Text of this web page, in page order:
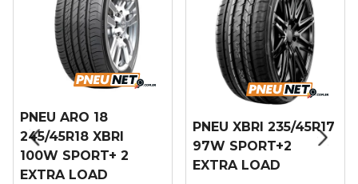
PNEU ARO 18
245/45R18 XBRI
100W SPORT+ 2
EXTRA LOAD
PNEU XBRI 235/45R17
97W SPORT+2
EXTRA LOAD